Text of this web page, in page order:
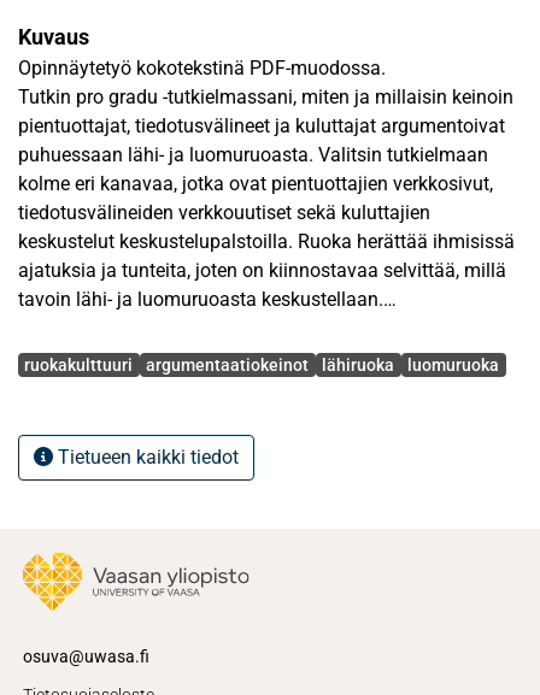
Kuvaus
Opinnäytetyö kokotekstinä PDF-muodossa.
Tutkin pro gradu -tutkielmassani, miten ja millaisin keinoin
pientuottajat, tiedotusvälineet ja kuluttajat argumentoivat
puhuessaan lähi- ja luomuruoasta. Valitsin tutkielmaan
kolme eri kanavaa, jotka ovat pientuottajien verkkosivut,
tiedotusvälineiden verkkouutiset sekä kuluttajien
keskustelut keskustelupalstoilla. Ruoka herättää ihmisissä
ajatuksia ja tunteita, joten on kiinnostavaa selvittää, millä
tavoin lähi- ja luomuruoasta keskustellaan.
Ruoasta puhutaan paljon niin televisio-ohjelmissa,
esimerkiksi ympäristötekijöihin tai ruoan
terveysvaikutuksiin. Joitakin ruokia pidetään yleisesti
erityisesti lähi- ja luomutuotannon näkökulmasta.
Tutkimukseni teoreettinen viitekehys pohjautuu uuteen
retoriikkaan sekä Perelmanin ja Olbrechts-Tytecan
Avainsanat
ruokakulttuuri argumentaatiokeinot lähiruoka luomuruoka
Tietueen kaikki tiedot
osuva@uwasa.fi